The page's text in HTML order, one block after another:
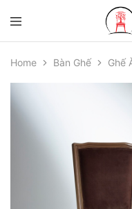
Home Bàn Ghế Ghế